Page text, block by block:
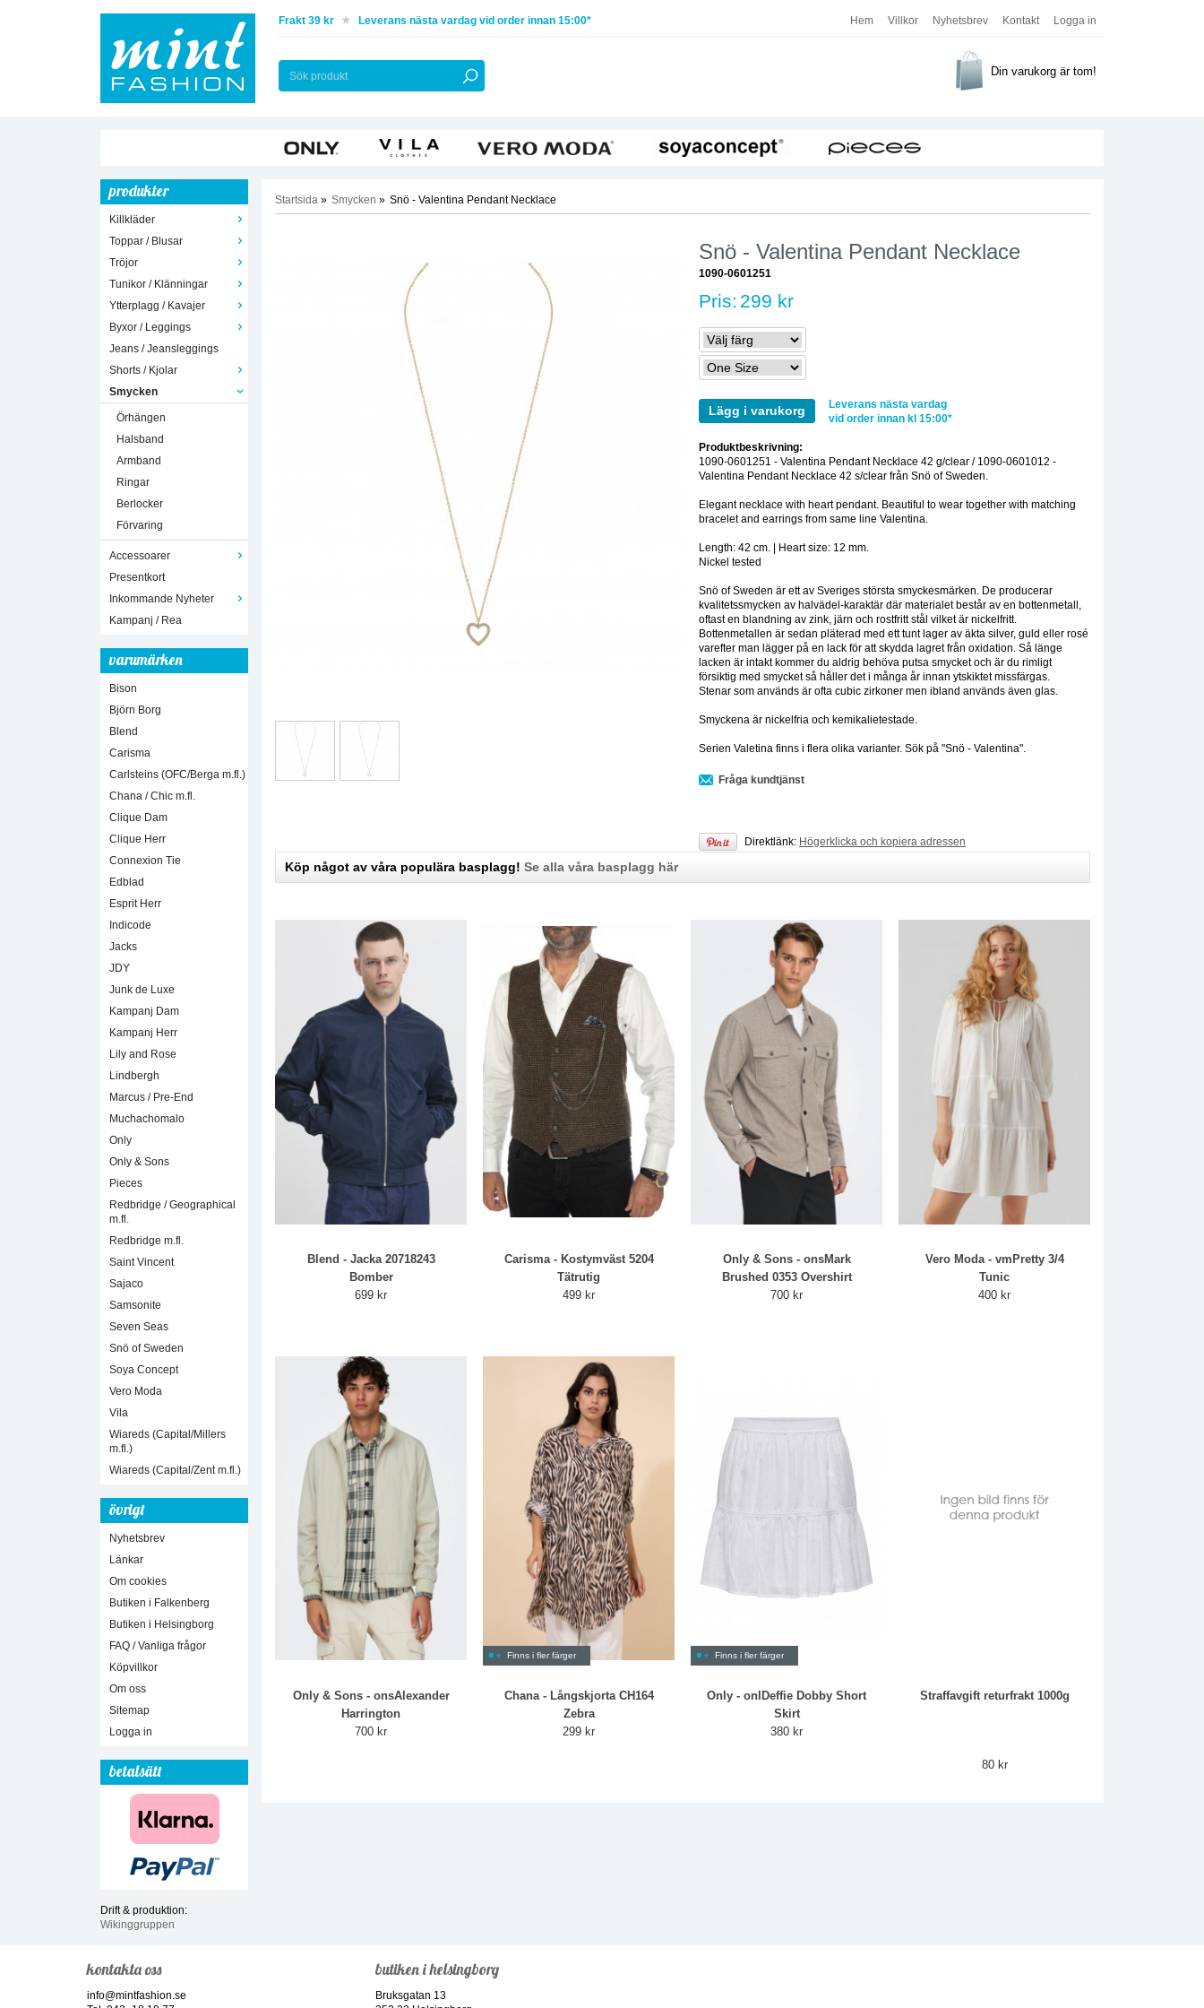
Hem Villkor Nyhetsbrev Kontakt Logga in
Frakt 39 kr Leverans nästa vardag vid order innan 15:00*
Din varukorg är tom!
produkter
Killkläder
Toppar / Blusar
Tröjor
Tunikor / Klänningar
Ytterplagg / Kavajer
Byxor / Leggings
Jeans / Jeansleggings
Shorts / Kjolar
Smycken
Örhängen
Halsband
Armband
Ringar
Berlocker
Förvaring
Accessoarer
Presentkort
Inkommande Nyheter
Kampanj / Rea
varumärken
Bison
Björn Borg
Blend
Carisma
Carlsteins (OFC/Berga m.fl.)
Chana / Chic m.fl.
Clique Dam
Clique Herr
Connexion Tie
Edblad
Esprit Herr
Indicode
Jacks
JDY
Junk de Luxe
Kampanj Dam
Kampanj Herr
Lily and Rose
Lindbergh
Marcus / Pre-End
Muchachomalo
Only
Only & Sons
Pieces
Redbridge / Geographical
m.fl.
Redbridge m.fl.
Saint Vincent
Sajaco
Samsonite
Seven Seas
Snö of Sweden
Soya Concept
Vero Moda
Vila
Wiareds (Capital/Millers
m.fl.)
Wiareds (Capital/Zent m.fl.)
övrigt
Nyhetsbrev
Länkar
Om cookies
Butiken i Falkenberg
Butiken i Helsingborg
FAQ / Vanliga frågor
Köpvillkor
Om oss
Sitemap
Logga in
betalsätt
Drift & produktion:
Wikinggruppen
Startsida » Smycken » Snö - Valentina Pendant Necklace
Snö - Valentina Pendant Necklace
1090-0601251
Pris: 299 kr
Lägg i varukorg
Leverans nästa vardag
vid order innan kl 15:00*
Produktbeskrivning:
1090-0601251 - Valentina Pendant Necklace 42 g/clear / 1090-0601012 -
Valentina Pendant Necklace 42 s/clear från Snö of Sweden.
Elegant necklace with heart pendant. Beautiful to wear together with matching
bracelet and earrings from same line Valentina.
Length: 42 cm. | Heart size: 12 mm.
Nickel tested
Snö of Sweden är ett av Sveriges största smyckesmärken. De producerar
kvalitetssmycken av halvädel-karaktär där materialet består av en bottenmetall,
oftast en blandning av zink, järn och rostfritt stål vilket är nickelfritt.
Bottenmetallen är sedan pläterad med ett tunt lager av äkta silver, guld eller rosé
varefter man lägger på en lack för att skydda lagret från oxidation. Så länge
lacken är intakt kommer du aldrig behöva putsa smycket och är du rimligt
försiktig med smycket så håller det i många år innan ytskiktet missfärgas.
Stenar som används är ofta cubic zirkoner men ibland används även glas.
Smyckena är nickelfria och kemikalietestade.
Serien Valetina finns i flera olika varianter. Sök på "Snö - Valentina".
Fråga kundtjänst
Direktlänk: Högerklicka och kopiera adressen
Köp något av våra populära basplagg! Se alla våra basplagg här
Blend - Jacka 20718243
Bomber
699 kr
Carisma - Kostymväst 5204
Tätrutig
499 kr
Only & Sons - onsMark
Brushed 0353 Overshirt
700 kr
Vero Moda - vmPretty 3/4
Tunic
400 kr
Only & Sons - onsAlexander
Harrington
700 kr
Finns i fler färger
Chana - Långskjorta CH164
Zebra
299 kr
Finns i fler färger
Only - onlDeffie Dobby Short
Skirt
380 kr
Straffavgift returfrakt 1000g
80 kr
kontakta oss
info@mintfashion.se
butiken i helsingborg
Bruksgatan 13